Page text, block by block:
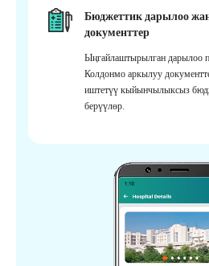
Бюджеттик дарылоо
документтер
Ыңгайлаштырылган дарылоо
Колдонмо аркылуу
иштетүү кыйынчылыксыз
берүүлөр.